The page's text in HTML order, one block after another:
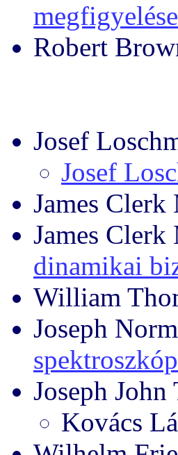
Robert
Josef
Josef
James
James
dinamikai
William
Joseph
Joseph John
Kovács